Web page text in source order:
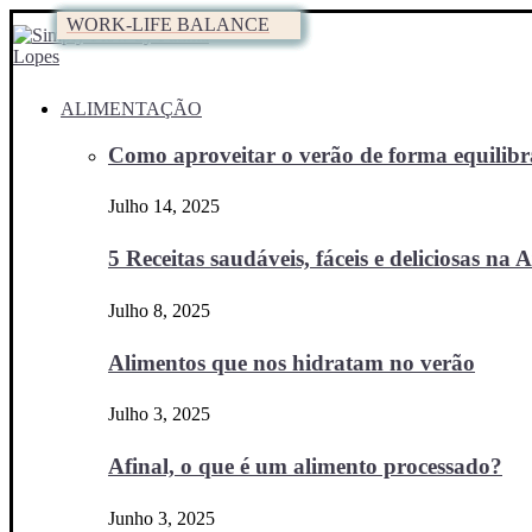
ALIMENTAÇÃO
Como aproveitar o verão de forma
Julho 14, 2025
5 Receitas saudáveis, fáceis e deliciosas na
Julho 8, 2025
Alimentos que nos hidratam no verão
Julho 3, 2025
Afinal, o que é um alimento processado?
Junho 3, 2025
WORK-LIFE BALANCE
WORK-LIFE BALANCE
WORK-LIFE BALANCE
WORK-LIFE BALANCE
WORK-LIFE BALANCE
WORK-LIFE BALANCE